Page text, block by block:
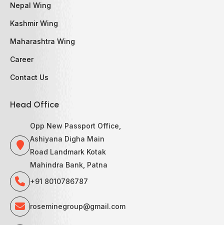
Nepal Wing
Kashmir Wing
Maharashtra Wing
Career
Contact Us
Head Office
Opp New Passport Office,
Ashiyana Digha Main
Road Landmark Kotak
Mahindra Bank, Patna
+91 8010786787
roseminegroup@gmail.com